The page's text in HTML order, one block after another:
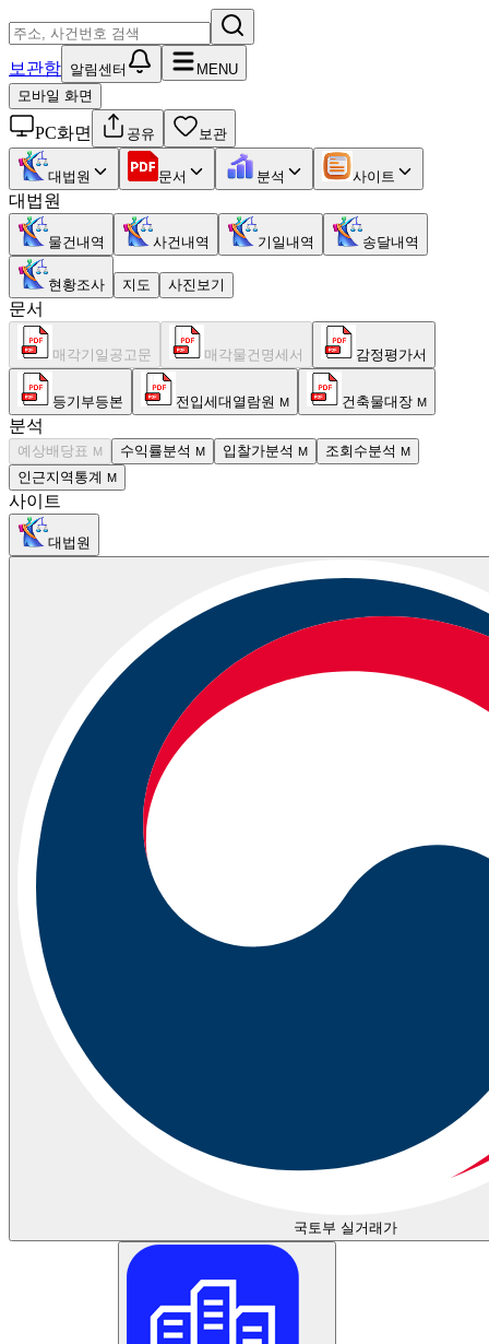
보관함 알림센터
MENU
모바일 화면
PC화면 공유 보관
대법원 문서 분석 사이트
대법원
물건내역 사건내역 기일내역 송달내역
현황조사 지도 사진보기
문서
매각기일공고문 매각물건명세서 감정평가서
등기부등본 전입세대열람원 M 건축물대장 M
분석
예상배당표 M 수익률분석 M 입찰가분석 M 조회수분석 M
인근지역통계 M
사이트
대법원
국토부 실거래가